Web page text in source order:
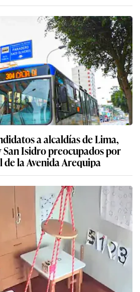
a alcaldías de Lima,
Isidro preocupados por
la Avenida Arequipa